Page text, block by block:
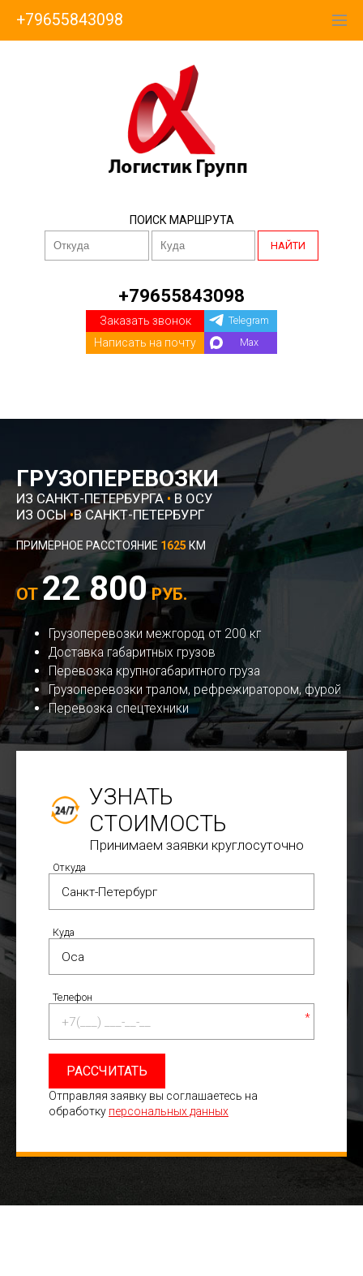
+79655843098
ПОИСК МАРШРУТА
НАЙТИ
+79655843098
Заказать звонок
Написать на почту
Telegram
Max
ГРУЗОПЕРЕВОЗКИ
ИЗ САНКТ-ПЕТЕРБУРГА • В ОСУ
ИЗ ОСЫ•В САНКТ-ПЕТЕРБУРГ
ПРИМЕРНОЕ РАССТОЯНИЕ 1625 КМ
ОТ 22 800РУБ.
Грузоперевозки межгород от 200 кг
Доставка габаритных грузов
Перевозка крупногабаритного груза
Грузоперевозки тралом, рефрежиратором, фурой
Перевозка спецтехники
УЗНАТЬ
СТОИМОСТЬ
Принимаем заявки круглосуточно
Откуда
Куда
Телефон
*
РАССЧИТАТЬ
Отправляя заявку вы соглашаетесь на
обработку персональных данных